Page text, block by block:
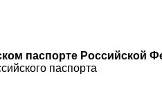
паспорте Российской
паспорта